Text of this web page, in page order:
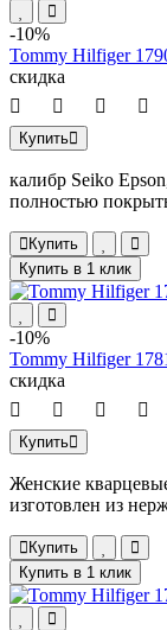
-10%
Tommy Hilfiger
скидка
Купить
калибр Seiko
полностью
Купить
Купить в 1 клик
-10%
Tommy Hilfiger
скидка
Купить
Женские
изготовлен из
Купить
Купить в 1 клик